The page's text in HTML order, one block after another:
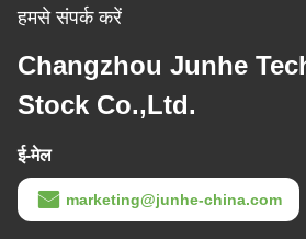
हमसे संपर्क करें
Changzhou Junhe
Stock Co.,Ltd.
ई-मेल
marketing@junhe-china.com